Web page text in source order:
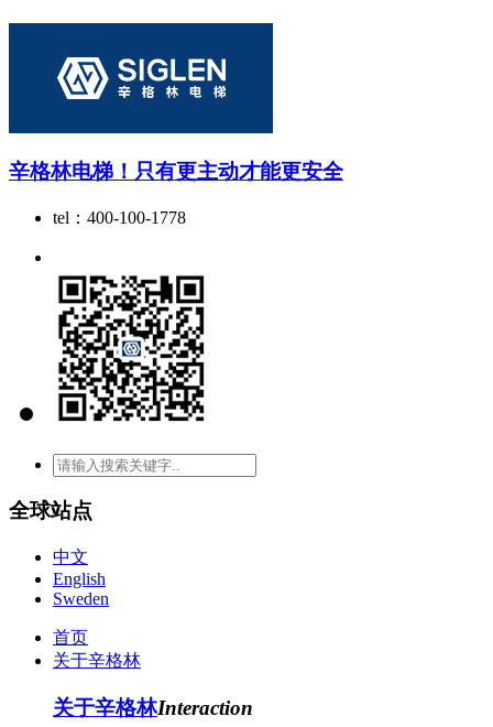
辛格林电梯！只有更主动才能更安全
tel：400-100-1778
全球站点
中文
English
Sweden
首页
关于辛格林
关于辛格林Interaction